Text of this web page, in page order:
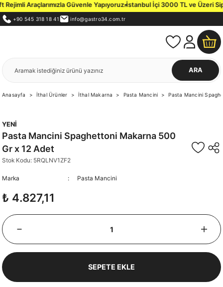
Araçlarımızla Güvenle Yapıyoruz.İstanbul İçi 3000 TL ve Üzeri
+90 545 318 18 41 info@gastro34.com.tr
ARA
Anasayfa İthal Ürünler İthal Makarna Pasta Mancini Pasta Mancini
YENİ
Pasta Mancini Spaghettoni Makarna 500
Gr x 12 Adet
Stok Kodu: 5RQLNV1ZF2
Marka Pasta Mancini
₺ 4.827,11
SEPETE EKLE